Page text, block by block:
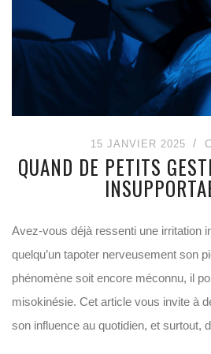
15 JANVIER 2025
QUAND DE PETITS
Avez-vous déjà ressenti une irritation
quelqu’un tapoter nerveusement son
phénomène soit encore méconnu, il
misokinésie. Cet article vous invite à
son influence au quotidien, et surtout,